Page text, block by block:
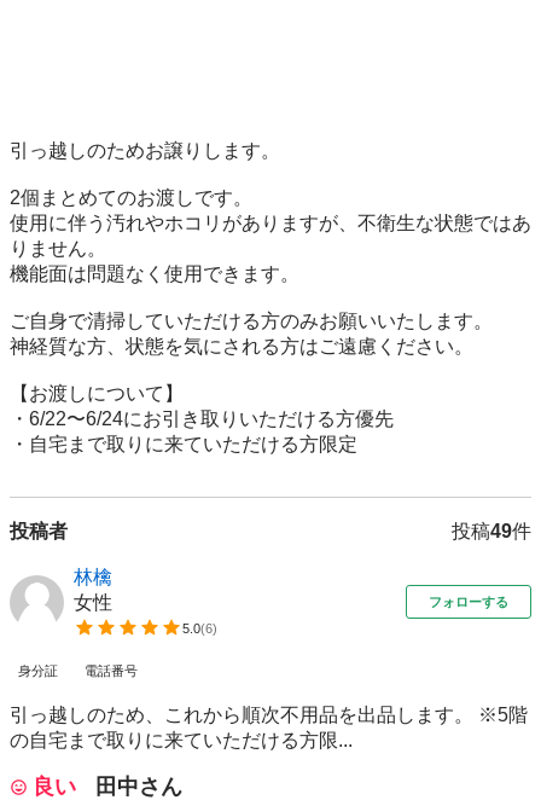
引っ越しのためお譲りします。
2個まとめてのお渡しです。
使用に伴う汚れやホコリがありますが、不衛生な状態ではあ
りません。
機能面は問題なく使用できます。
ご自身で清掃していただける方のみお願いいたします。
神経質な方、状態を気にされる方はご遠慮ください。
【お渡しについて】
・6/22〜6/24にお引き取りいただける方優先
・自宅まで取りに来ていただける方限定
投稿者 投稿49件
林檎
女性
5.0(6)
フォローする
身分証 電話番号
引っ越しのため、これから順次不用品を出品します。 ※5階
の自宅まで取りに来ていただける方限...
良い 田中さん